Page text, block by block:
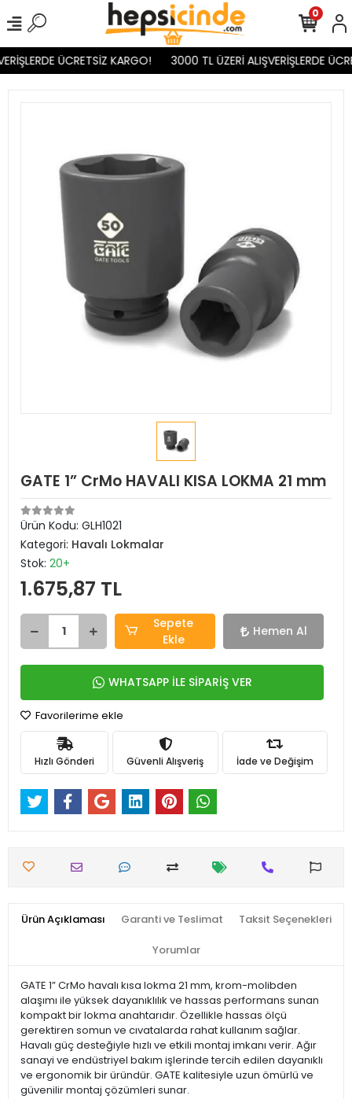
ÜCRETSİZ KARGO! 3000 TL ÜZERİ ALIŞVERİŞLERDE
0
GATE 1” CrMo HAVALI KISA LOKMA 21 mm
Ürün Kodu: GLH1021
Kategori: Havalı Lokmalar
Stok: 20+
1.675,87 TL
Sepete
Ekle
Hemen Al
WHATSAPP İLE SİPARİŞ VER
Favorilerime ekle
Hızlı Gönderi Güvenli Alışveriş İade ve Değişim
Ürün Açıklaması Garanti ve Teslimat Taksit Seçenekleri
Yorumlar
GATE 1” CrMo havalı kısa lokma 21 mm, krom-molibden
alaşımı ile yüksek dayanıklılık ve hassas performans sunan
kompakt bir lokma anahtarıdır. Özellikle hassas ölçü
gerektiren somun ve cıvatalarda rahat kullanım sağlar.
Havalı güç desteğiyle hızlı ve etkili montaj imkanı verir. Ağır
sanayi ve endüstriyel bakım işlerinde tercih edilen dayanıklı
ve ergonomik bir üründür. GATE kalitesiyle uzun ömürlü ve
güvenilir montaj çözümleri sunar.